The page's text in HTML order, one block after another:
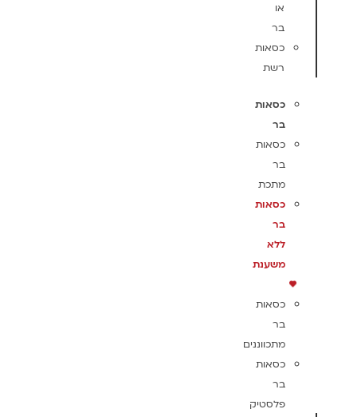
או
בר
כסאות
רשת
כסאות
בר
כסאות
בר
מתכת
כסאות
בר
ללא
משענת
כסאות
בר
מתכווננים
כסאות
בר
פלסטיק